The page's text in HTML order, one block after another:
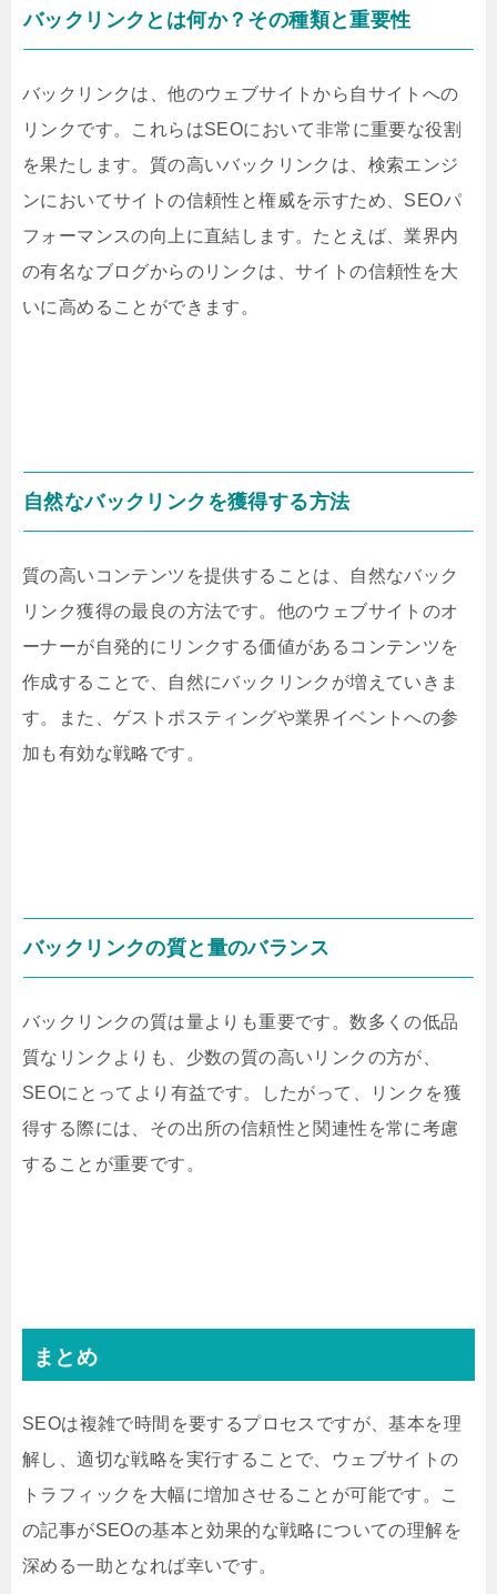
バックリンクとは何か？その種類と重要性
バックリンクは、他のウェブサイトから自サイトへの
リンクです。これらはSEOにおいて非常に重要な役割
を果たします。質の高いバックリンクは、検索エンジ
ンにおいてサイトの信頼性と権威を示すため、SEOパ
フォーマンスの向上に直結します。たとえば、業界内
の有名なブログからのリンクは、サイトの信頼性を大
いに高めることができます。
自然なバックリンクを獲得する方法
質の高いコンテンツを提供することは、自然なバック
リンク獲得の最良の方法です。他のウェブサイトのオ
ーナーが自発的にリンクする価値があるコンテンツを
作成することで、自然にバックリンクが増えていきま
す。また、ゲストポスティングや業界イベントへの参
加も有効な戦略です。
バックリンクの質と量のバランス
バックリンクの質は量よりも重要です。数多くの低品
質なリンクよりも、少数の質の高いリンクの方が、
SEOにとってより有益です。したがって、リンクを獲
得する際には、その出所の信頼性と関連性を常に考慮
することが重要です。
まとめ
SEOは複雑で時間を要するプロセスですが、基本を理
解し、適切な戦略を実行することで、ウェブサイトの
トラフィックを大幅に増加させることが可能です。こ
の記事がSEOの基本と効果的な戦略についての理解を
深める一助となれば幸いです。